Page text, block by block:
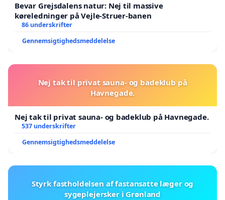
Bevar Grejsdalens natur: Nej til massive
køreledninger på Vejle-Struer-banen
86 underskrifter
Gennemsigtighedsmeddelelse
Nej tak til privat sauna- og badeklub på
Havnegade.
Nej tak til privat sauna- og badeklub på Havnegade.
537 underskrifter
Gennemsigtighedsmeddelelse
Styrk fastholdelsen af fastansatte læger og
sygeplejersker i Grønland